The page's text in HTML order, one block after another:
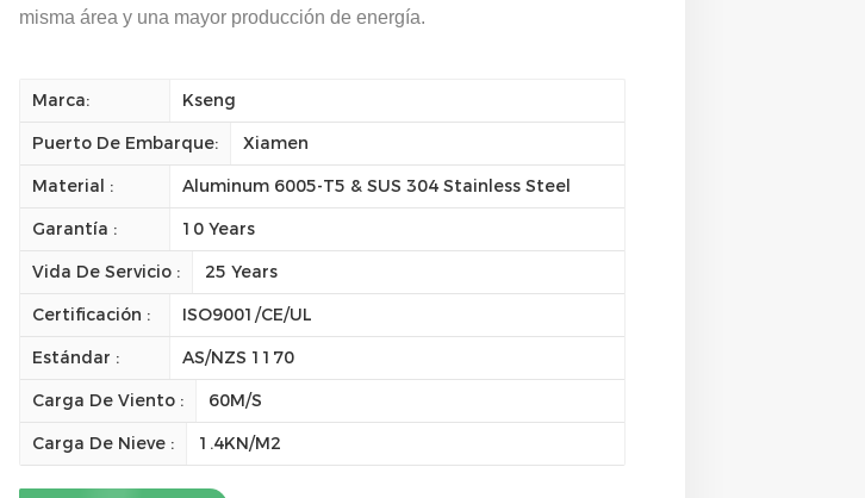
misma área y una mayor producción de energía.
Marca:
Kseng
Puerto De Embarque:
Xiamen
Material :
Aluminum 6005-T5 & SUS 304 Stainless Steel
Garantía :
10 Years
Vida De Servicio :
25 Years
Certificación :
ISO9001/CE/UL
Estándar :
AS/NZS 1170
Carga De Viento :
60M/S
Carga De Nieve :
1.4KN/M2